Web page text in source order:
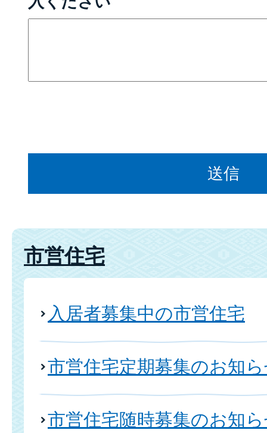
市営住宅
入居者募集中の市営住宅
市営住宅定期募集のお知
市営住宅随時募集のお知